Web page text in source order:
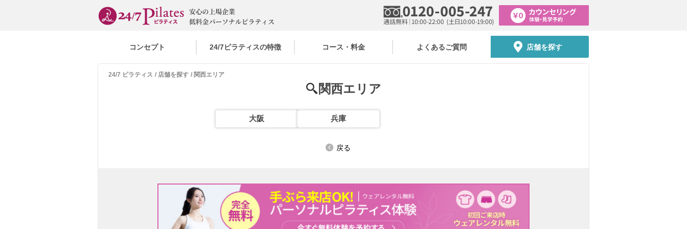
コンセプト 24/7ピラティスの特徴 コース・料金 よくあるご質問 店舗を探す
24/7 ピラティス 店舗を探す 関西エリア
関西エリア
大阪 兵庫
戻る